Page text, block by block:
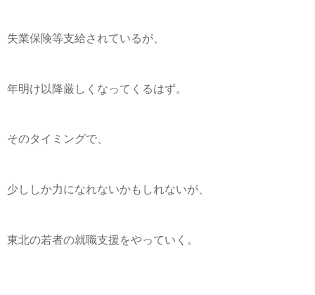
失業保険等支給されているが、
年明け以降厳しくなってくるはず。
そのタイミングで、
少ししか力になれないかもしれないが、
東北の若者の就職支援をやっていく。